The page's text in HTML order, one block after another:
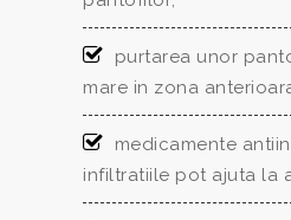
purtarea unor
mare in zona
medicamente
infiltratiile pot ajuta la